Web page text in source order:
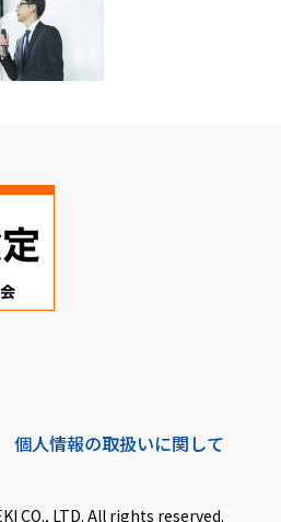
個人情報の取扱いに関して
CO., LTD. All rights reserved.